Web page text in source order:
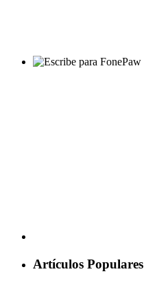
Artículos Populares